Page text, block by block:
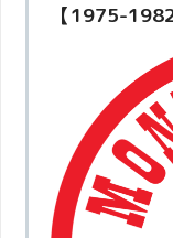
【1975-1982